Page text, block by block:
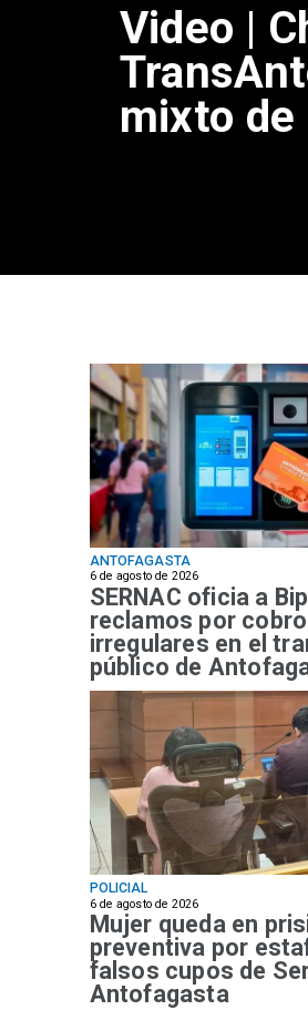
Video |
mixto de
ANTOFAGASTA
6 de agosto de 2026
SERNAC oficia a
reclamos por
irregulares en el
público de
POLICIAL
6 de agosto de 2026
Mujer queda en
preventiva por
falsos cupos de
Antofagasta